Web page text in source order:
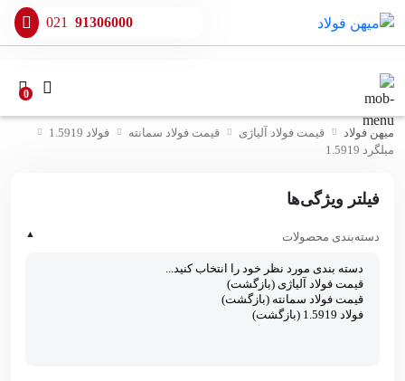
021 91306000
0
میهن فولاد قیمت فولاد آلیاژی قیمت فولاد سمانته
فولاد 1.5919
میلگرد 1.5919
فیلتر ویژگی‌ها
دسته‌بندی محصولات ▲